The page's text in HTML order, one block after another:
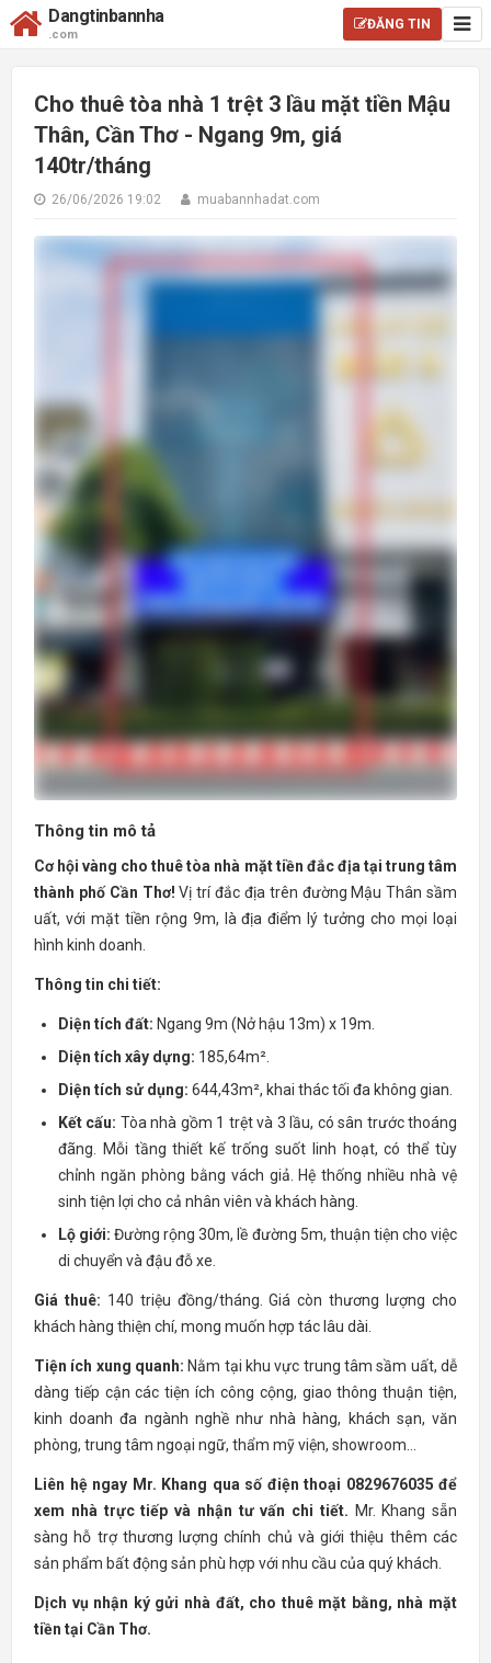
Dangtinbannha
.com
ĐĂNG TIN
Cho thuê tòa nhà 1 trệt 3 lầu mặt tiền Mậu
Thân, Cần Thơ - Ngang 9m, giá
140tr/tháng
26/06/2026 19:02 muabannhadat.com
Thông tin mô tả
Cơ hội vàng cho thuê tòa nhà mặt tiền đắc địa tại trung tâm
thành phố Cần Thơ! Vị trí đắc địa trên đường Mậu Thân sầm
uất, với mặt tiền rộng 9m, là địa điểm lý tưởng cho mọi loại
hình kinh doanh.
Thông tin chi tiết:
Diện tích đất: Ngang 9m (Nở hậu 13m) x 19m.
Diện tích xây dựng: 185,64m².
Diện tích sử dụng: 644,43m², khai thác tối đa không gian.
Kết cấu: Tòa nhà gồm 1 trệt và 3 lầu, có sân trước thoáng
đãng. Mỗi tầng thiết kế trống suốt linh hoạt, có thể tùy
chỉnh ngăn phòng bằng vách giả. Hệ thống nhiều nhà vệ
sinh tiện lợi cho cả nhân viên và khách hàng.
Lộ giới: Đường rộng 30m, lề đường 5m, thuận tiện cho việc
di chuyển và đậu đỗ xe.
Giá thuê: 140 triệu đồng/tháng. Giá còn thương lượng cho
khách hàng thiện chí, mong muốn hợp tác lâu dài.
Tiện ích xung quanh: Nằm tại khu vực trung tâm sầm uất, dễ
dàng tiếp cận các tiện ích công cộng, giao thông thuận tiện,
kinh doanh đa ngành nghề như nhà hàng, khách sạn, văn
phòng, trung tâm ngoại ngữ, thẩm mỹ viện, showroom...
Liên hệ ngay Mr. Khang qua số điện thoại 0829676035 để
xem nhà trực tiếp và nhận tư vấn chi tiết. Mr. Khang sẵn
sàng hỗ trợ thương lượng chính chủ và giới thiệu thêm các
sản phẩm bất động sản phù hợp với nhu cầu của quý khách.
Dịch vụ nhận ký gửi nhà đất, cho thuê mặt bằng, nhà mặt
tiền tại Cần Thơ.